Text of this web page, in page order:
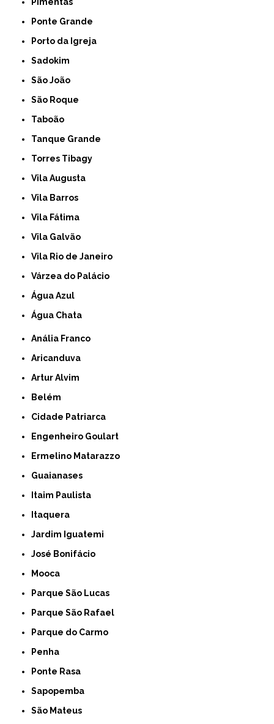
Ponte Grande
Porto da Igreja
Sadokim
São João
São Roque
Taboão
Tanque Grande
Torres Tibagy
Vila Augusta
Vila Barros
Vila Fátima
Vila Galvão
Vila Rio de Janeiro
Várzea do Palácio
Água Azul
Água Chata
Anália Franco
Aricanduva
Artur Alvim
Belém
Cidade Patriarca
Engenheiro Goulart
Ermelino Matarazzo
Guaianases
Itaim Paulista
Itaquera
Jardim Iguatemi
José Bonifácio
Mooca
Parque São Lucas
Parque São Rafael
Parque do Carmo
Penha
Ponte Rasa
Sapopemba
São Mateus